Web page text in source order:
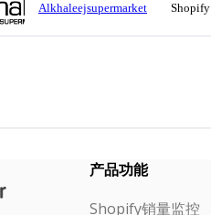
Alkhaleejsupermarket Shopify
产品功能
Shopify销量监控